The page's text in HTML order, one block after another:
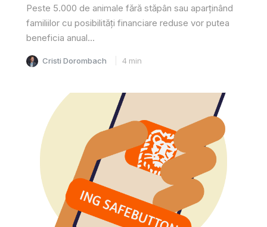
Peste 5.000 de animale fără stăpân sau aparținând
familiilor cu posibilități financiare reduse vor putea
beneficia anual...
Cristi Dorombach 4 min